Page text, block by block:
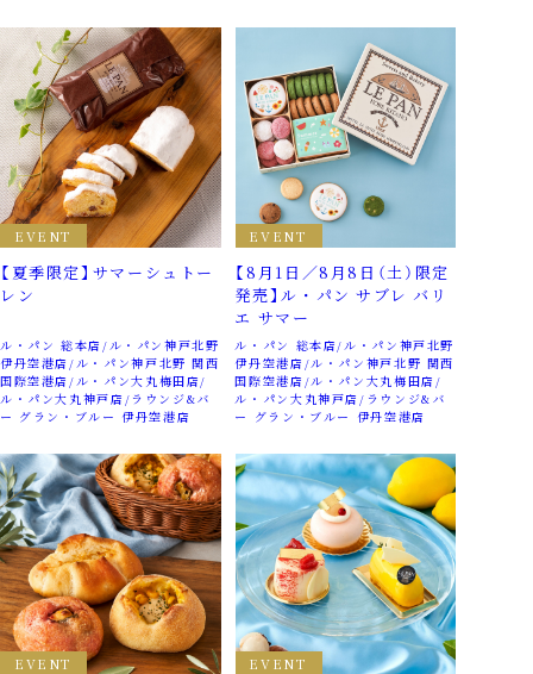
EVENT
【夏季限定】サマーシュトー
レン
ル・パン 総本店 ル・パン神戸北野
伊丹空港店 ル・パン神戸北野 関西
国際空港店 ル・パン大丸梅田店
ル・パン大丸神戸店
ラウンジ&バ
ー グラン・ブルー 伊丹空港店
EVENT
【8月1日／8月8日（土）限定
発売】ル・パン サブレ バリ
エ サマー
ル・パン 総本店 ル・パン神戸北野
伊丹空港店 ル・パン神戸北野 関西
国際空港店 ル・パン大丸梅田店
ル・パン大丸神戸店 ラウンジ&バ
ー グラン・ブルー 伊丹空港店
EVENT EVENT